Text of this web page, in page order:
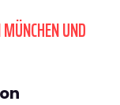
UND